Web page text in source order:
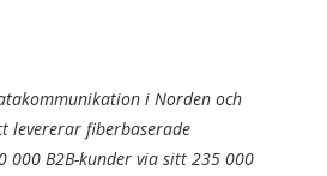
i Norden och
levererar fiberbaserade
B2B-kunder via sitt 235 000